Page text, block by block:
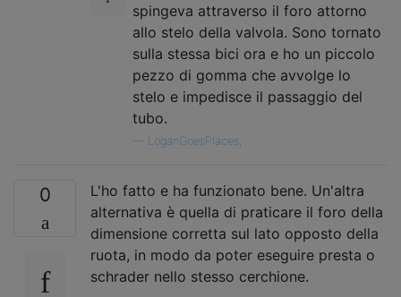
spingeva attraverso il foro attorno
allo stelo della valvola. Sono tornato
sulla stessa bici ora e ho un piccolo
pezzo di gomma che avvolge lo
stelo e impedisce il passaggio del
tubo.
LoganGoesPlaces,
0
L'ho fatto e ha funzionato bene. Un'altra
alternativa è quella di praticare il foro della
dimensione corretta sul lato opposto della
ruota, in modo da poter eseguire presta o
schrader nello stesso cerchione.